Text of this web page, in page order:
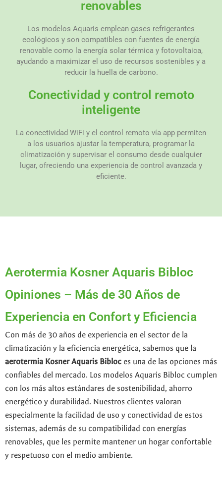
renovables
Los modelos Aquaris emplean gases refrigerantes
ecológicos y son compatibles con fuentes de energía
renovable como la energía solar térmica y fotovoltaica,
ayudando a maximizar el uso de recursos sostenibles y a
reducir la huella de carbono.
Conectividad y control remoto
inteligente
La conectividad WiFi y el control remoto vía app permiten
a los usuarios ajustar la temperatura, programar la
climatización y supervisar el consumo desde cualquier
lugar, ofreciendo una experiencia de control avanzada y
eficiente.
Aerotermia Kosner Aquaris Bibloc
Opiniones – Más de 30 Años de
Experiencia en Confort y Eficiencia
Con más de 30 años de experiencia en el sector de la
climatización y la eficiencia energética, sabemos que la
aerotermia Kosner Aquaris Bibloc es una de las opciones más
confiables del mercado. Los modelos Aquaris Bibloc cumplen
con los más altos estándares de sostenibilidad, ahorro
energético y durabilidad. Nuestros clientes valoran
especialmente la facilidad de uso y conectividad de estos
sistemas, además de su compatibilidad con energías
renovables, que les permite mantener un hogar confortable
y respetuoso con el medio ambiente.